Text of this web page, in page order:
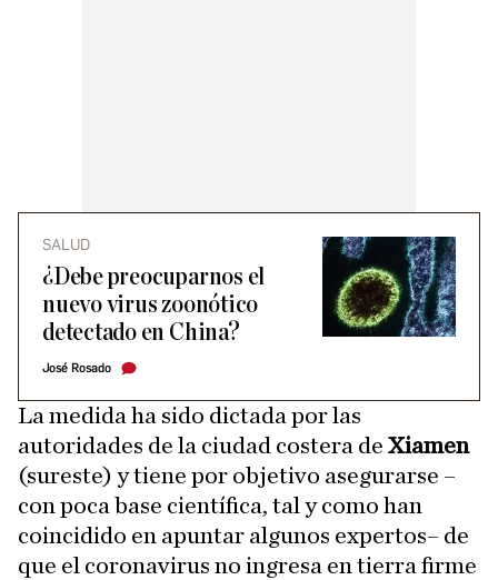
SALUD
¿Debe preocuparnos el
nuevo virus zoonótico
detectado en China?
José Rosado
La medida ha sido dictada por las
autoridades de la ciudad costera de Xiamen
(sureste) y tiene por objetivo asegurarse –
con poca base científica, tal y como han
coincidido en apuntar algunos expertos– de
que el coronavirus no ingresa en tierra firme